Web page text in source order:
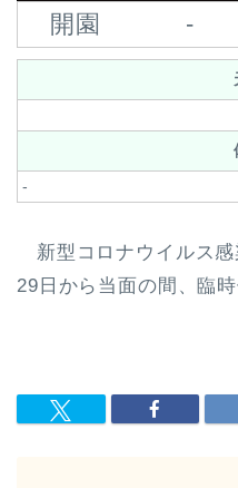
開園
-
-
新型コロナウイルス感
29日から当面の間、臨